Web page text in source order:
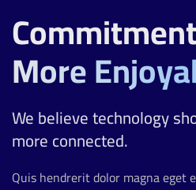
More
We believe technology
more connected.
Quis hendrerit dolor magna eget